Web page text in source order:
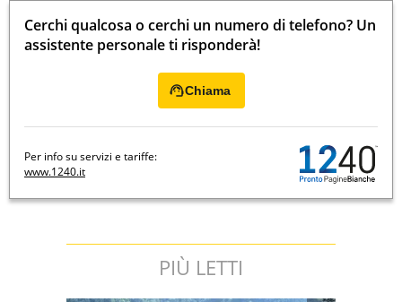
Cerchi qualcosa o cerchi un numero di telefono? Un
assistente personale ti risponderà!
Chiama
Per info su servizi e tariffe:
www.1240.it
PIÙ LETTI